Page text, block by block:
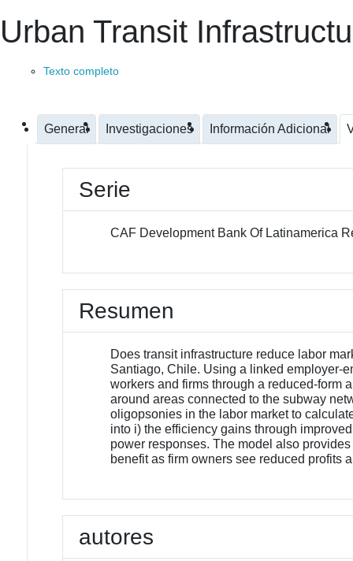
Urban Transit
Texto completo
General Investigaciones Información Adicional
Serie
CAF Development Bank Of Latinamerica
Resumen
Does transit infrastructure reduce labor
Santiago, Chile. Using a linked employer-
workers and firms through a reduced-form
around areas connected to the subway
oligopsonies in the labor market to
into i) the efficiency gains through
power responses. The model also
benefit as firm owners see reduced profits
autores